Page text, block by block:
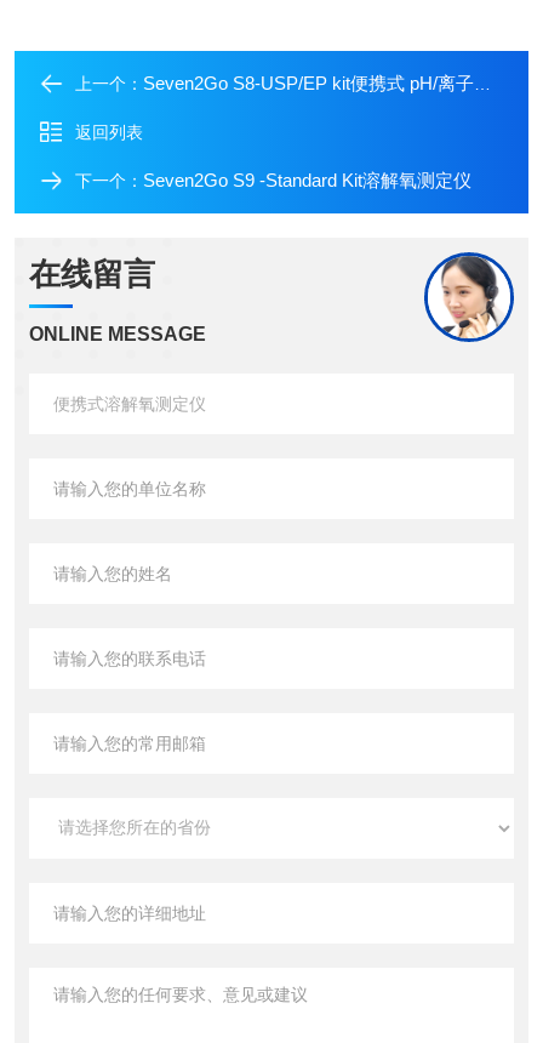
上一个： Seven2Go S8-USP/EP kit便携式 pH/离子浓度测量仪
返回列表
下一个： Seven2Go S9 -Standard Kit溶解氧测定仪
在线留言
ONLINE MESSAGE